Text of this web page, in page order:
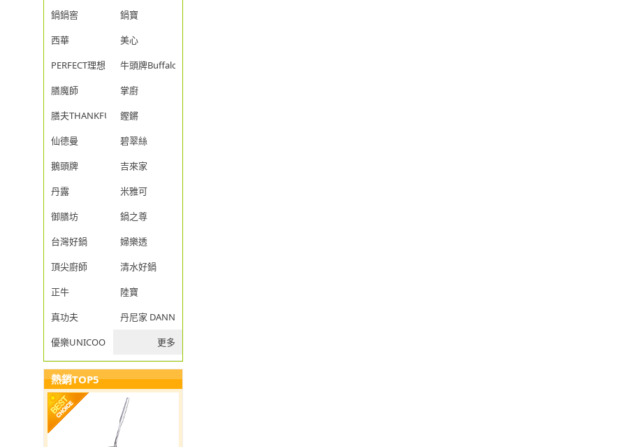
鍋鍋窖
鍋寶
西華
美心
PERFECT理想
牛頭牌Buffalo
膳魔師
掌廚
膳夫THANKFUL
鏗鏘
仙德曼
碧翠絲
鵝頭牌
吉來家
丹露
米雅可
御膳坊
鍋之尊
台灣好鍋
婦樂透
頂尖廚師
清水好鍋
正牛
陸寶
真功夫
丹尼家 DANNY JIA
優樂UNICOOK
更多
熱銷TOP5